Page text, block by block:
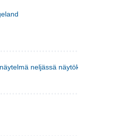
neljässä näytöksessä